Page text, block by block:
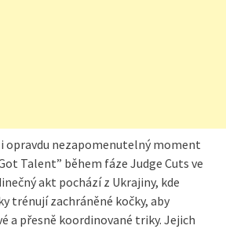
opravdu nezapomenutelný moment
Talent” během fáze Judge Cuts ve
akt pochází z Ukrajiny, kde
trénují zachráněné kočky, aby
a přesně koordinované triky. Jejich